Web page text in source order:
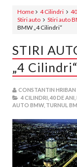
Home 4 Cilindri
Stiri auto
Stiri auto
BMW „4 Cilindri“
STIRI
„4 Cilindri“
CONSTANTIN HRIBAN
4 CILINDRI, 40 DE ANI,
AUTO BMW, TURNUL